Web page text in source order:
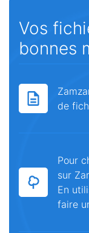
Vos
bonnes
de
Pour
sur
En
faire